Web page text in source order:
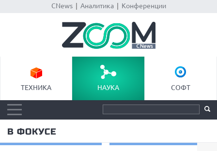
CNews| Аналитика| Конференции
ТЕХНИКА НАУКА СОФТ
В ФОКУСЕ